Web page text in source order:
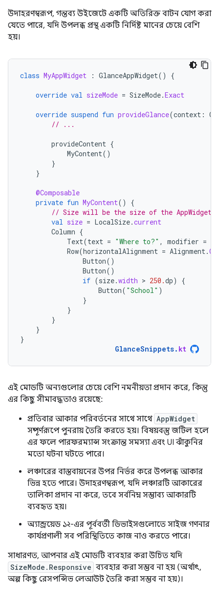
উদাহরণস্বরূপ, গন্তব্য উইজেটে একটি অতিরিক্ত বাটন যোগ করা
যেতে পারে, যদি উপলব্ধ প্রস্থ একটি নির্দিষ্ট মানের চেয়ে বেশি
হয়।
class MyAppWidget : GlanceAppWidget() {
override val sizeMode = SizeMode.Exact
override suspend fun provideGlance(context :
// ...
provideContent {
MyContent()
}
}
@Composable
private fun MyContent()
{
// Size will be the size of the AppWidget
val size = LocalSize.current
Column {
Text(text = "Where to?" , modifier =
Row(horizontalAlignment = Alignment.
Button()
Button()
if (size.width > 250.dp)
{
Button( "School" )
}
}
}
}
}
GlanceSnippets. kt
এই মোডটি অন্যগুলোর চেয়ে বেশি নমনীয়তা প্রদান করে, কিন্তু
এর কিছু সীমাবদ্ধতাও রয়েছে:
প্রতিবার আকার পরিবর্তনের সাথে সাথে AppWidget
সম্পূর্ণরূপে পুনরায় তৈরি করতে হয়। বিষয়বস্তু জটিল হলে
এর ফলে পারফরম্যান্স সংক্রান্ত সমস্যা এবং UI ঝাঁকুনির
মতো ঘটনা ঘটতে পারে।
লঞ্চারের বাস্তবায়নের উপর নির্ভর করে উপলব্ধ আকার
ভিন্ন হতে পারে। উদাহরণস্বরূপ, যদি লঞ্চারটি আকারের
তালিকা প্রদান না করে, তবে সর্বনিম্ন সম্ভাব্য আকারটি
ব্যবহৃত হয়।
অ্যান্ড্রয়েড ১২-এর পূর্ববর্তী ডিভাইসগুলোতে সাইজ গণনার
কার্যপ্রণালী সব পরিস্থিতিতে কাজ নাও করতে পারে।
সাধারণত, আপনার এই মোডটি ব্যবহার করা উচিত যদি
SizeMode.Responsive ব্যবহার করা সম্ভব না হয় (অর্থাৎ,
অল্প কিছু রেসপন্সিভ লেআউট তৈরি করা সম্ভব না হয়)।